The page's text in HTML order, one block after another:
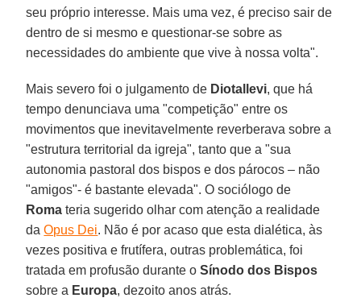
seu próprio interesse. Mais uma vez, é preciso sair de
dentro de si mesmo e questionar-se sobre as
necessidades do ambiente que vive à nossa volta".
Mais severo foi o julgamento de Diotallevi, que há
tempo denunciava uma "competição" entre os
movimentos que inevitavelmente reverberava sobre a
"estrutura territorial da igreja", tanto que a "sua
autonomia pastoral dos bispos e dos párocos – não
"amigos"- é bastante elevada". O sociólogo de
Roma teria sugerido olhar com atenção a realidade
daOpus Dei. Não é por acaso que esta dialética, às
vezes positiva e frutífera, outras problemática, foi
tratada em profusão durante oSínodo dos Bispos
sobre a Europa, dezoito anos atrás.